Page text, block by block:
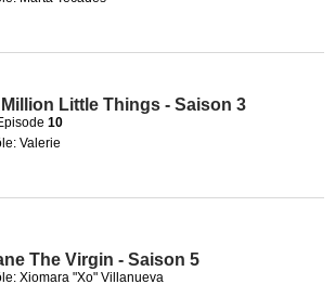
Million Little Things - Saison 3
10
Valerie
The Virgin - Saison 5
Xiomara "Xo" Villanueva